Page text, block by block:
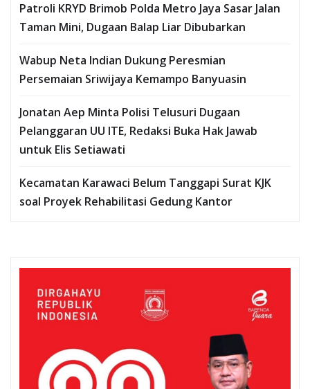
Patroli KRYD Brimob Polda Metro Jaya Sasar Jalan
Taman Mini, Dugaan Balap Liar Dibubarkan
Wabup Neta Indian Dukung Peresmian
Persemaian Sriwijaya Kemampo Banyuasin
Jonatan Aep Minta Polisi Telusuri Dugaan
Pelanggaran UU ITE, Redaksi Buka Hak Jawab
untuk Elis Setiawati
Kecamatan Karawaci Belum Tanggapi Surat KJK
soal Proyek Rehabilitasi Gedung Kantor